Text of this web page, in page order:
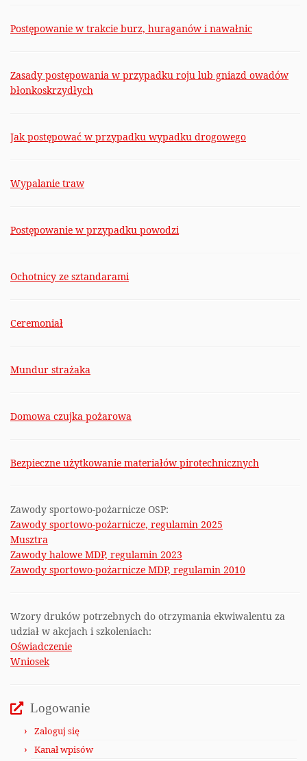
Postępowanie w trakcie burz, huraganów i nawałnic
Zasady postępowania w przypadku roju lub gniazd owadów
błonkoskrzydłych
Jak postępować w przypadku wypadku drogowego
Wypalanie traw
Postępowanie w przypadku powodzi
Ochotnicy ze sztandarami
Ceremoniał
Mundur strażaka
Domowa czujka pożarowa
Bezpieczne użytkowanie materiałów pirotechnicznych
Zawody sportowo-pożarnicze OSP:
Zawody sportowo-pożarnicze, regulamin 2025
Musztra
Zawody halowe MDP, regulamin 2023
Zawody sportowo-pożarnicze MDP, regulamin 2010
Wzory druków potrzebnych do otrzymania ekwiwalentu za
udział w akcjach i szkoleniach:
Oświadczenie
Wniosek
Logowanie
Zaloguj się
Kanał wpisów